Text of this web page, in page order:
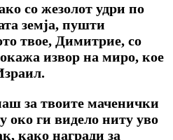
со жезолот удри по
земја, пушти
твое, Димитрие, со
извор на миро, кое
за твоите маченички
ги видело ниту уво
како награди за